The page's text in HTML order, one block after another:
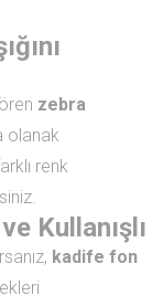
zebra
olanak
renk
Kullanışlı
kadife fon